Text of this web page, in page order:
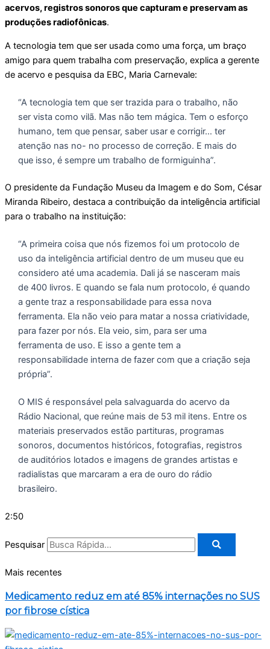
acervos, registros sonoros que capturam e preservam as
produções radiofônicas.
A tecnologia tem que ser usada como uma força, um braço
amigo para quem trabalha com preservação, explica a gerente
de acervo e pesquisa da EBC, Maria Carnevale:
“A tecnologia tem que ser trazida para o trabalho, não
ser vista como vilã. Mas não tem mágica. Tem o esforço
humano, tem que pensar, saber usar e corrigir… ter
atenção nas no- no processo de correção. E mais do
que isso, é sempre um trabalho de formiguinha”.
O presidente da Fundação Museu da Imagem e do Som, César
Miranda Ribeiro, destaca a contribuição da inteligência artificial
para o trabalho na instituição:
“A primeira coisa que nós fizemos foi um protocolo de
uso da inteligência artificial dentro de um museu que eu
considero até uma academia. Dali já se nasceram mais
de 400 livros. E quando se fala num protocolo, é quando
a gente traz a responsabilidade para essa nova
ferramenta. Ela não veio para matar a nossa criatividade,
para fazer por nós. Ela veio, sim, para ser uma
ferramenta de uso. E isso a gente tem a
responsabilidade interna de fazer com que a criação seja
própria”.
O MIS é responsável pela salvaguarda do acervo da
Rádio Nacional, que reúne mais de 53 mil itens. Entre os
materiais preservados estão partituras, programas
sonoros, documentos históricos, fotografias, registros
de auditórios lotados e imagens de grandes artistas e
radialistas que marcaram a era de ouro do rádio
brasileiro.
2:50
Pesquisar
Mais recentes
Medicamento reduz em até 85% internações no SUS
por fibrose cística